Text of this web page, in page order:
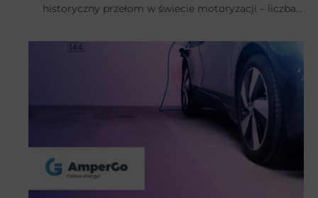
historyczny przełom w świecie motoryzacji – liczba
sprzedażowe samochodów z konwencjonalnym
napędem. Jakich premier spodziewamy się w 2022
roku? Jedziemy w kolejności alfabetycznej.